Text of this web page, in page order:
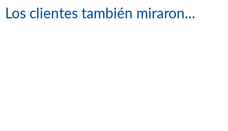
Los clientes también miraron...